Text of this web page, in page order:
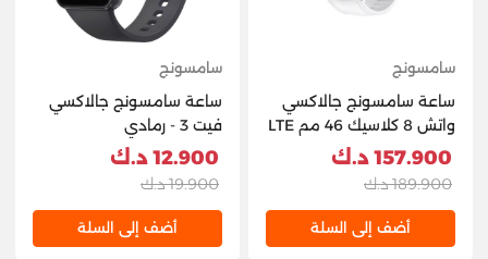
سامسونج
ساعة سامسونج جالاكسي
واتش 8 كلاسيك 46 مم LTE
- أبيض
157.900 د.ك
189.900 د.ك
أضف إلى السلة
سامسونج
ساعة سامسونج جالاكسي
فيت 3 - رمادي
12.900 د.ك
19.900 د.ك
أضف إلى السلة